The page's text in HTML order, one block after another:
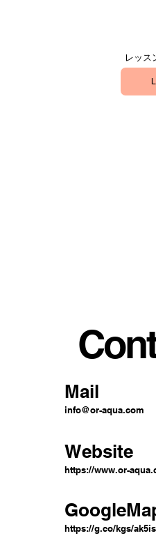
レッス
Mail
info@or-aqua.com
Website
https://www.or-
https://g.co/kgs/